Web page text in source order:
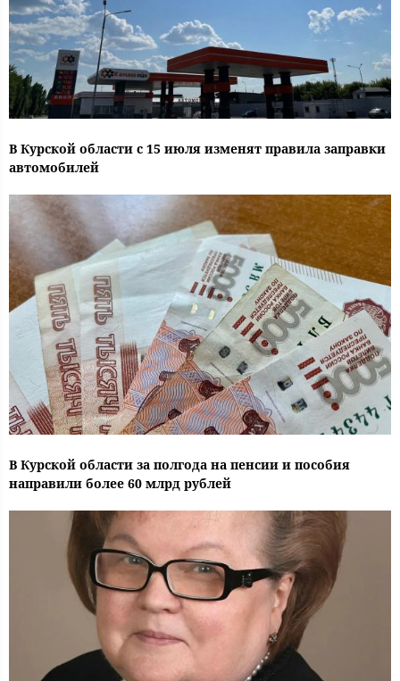
В Курской области с 15 июля изменят правила заправки
автомобилей
В Курской области за полгода на пенсии и пособия
направили более 60 млрд рублей